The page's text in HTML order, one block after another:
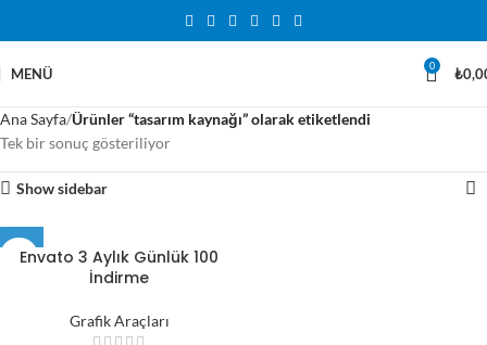
MENÜ 0 ₺
Ana Sayfa Ürünler “tasarım kaynağı” olarak etiketlendi
Tek bir sonuç gösteriliyor
Show sidebar
Envato 3 Aylık Günlük 100
İndirme
Grafik Araçları